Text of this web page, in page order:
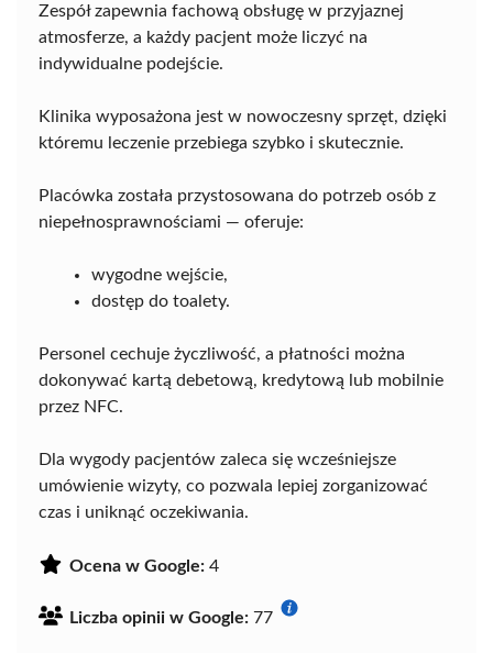
Zespół zapewnia fachową obsługę w przyjaznej
atmosferze, a każdy pacjent może liczyć na
indywidualne podejście.
Klinika wyposażona jest w nowoczesny sprzęt, dzięki
któremu leczenie przebiega szybko i skutecznie.
Placówka została przystosowana do potrzeb osób z
niepełnosprawnościami — oferuje:
wygodne wejście,
dostęp do toalety.
Personel cechuje życzliwość, a płatności można
dokonywać kartą debetową, kredytową lub mobilnie
przez NFC.
Dla wygody pacjentów zaleca się wcześniejsze
umówienie wizyty, co pozwala lepiej zorganizować
czas i uniknąć oczekiwania.
Ocena w Google: 4
Liczba opinii w Google: 77